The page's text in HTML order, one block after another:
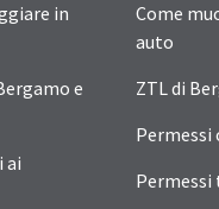
in
e
ai
Come
auto
ZTL di